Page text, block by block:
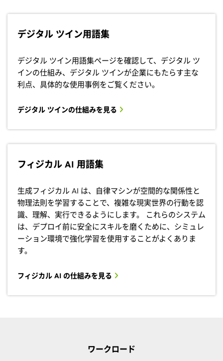
デジタル ツイン用語集
デジタル ツイン用語集ページを確認して、デジタル ツ
インの仕組み、デジタル ツインが企業にもたらす主な
利点、具体的な使用事例をご覧ください。
デジタル ツインの仕組みを見る
フィジカル AI 用語集
生成フィジカル AI は、自律マシンが空間的な関係性と
物理法則を学習することで、複雑な現実世界の行動を認
識、理解、実行できるようにします。 これらのシステム
は、デプロイ前に安全にスキルを磨くために、シミュレ
ーション環境で強化学習を使用することがよくありま
す。
フィジカル AI の仕組みを見る
ワークロード